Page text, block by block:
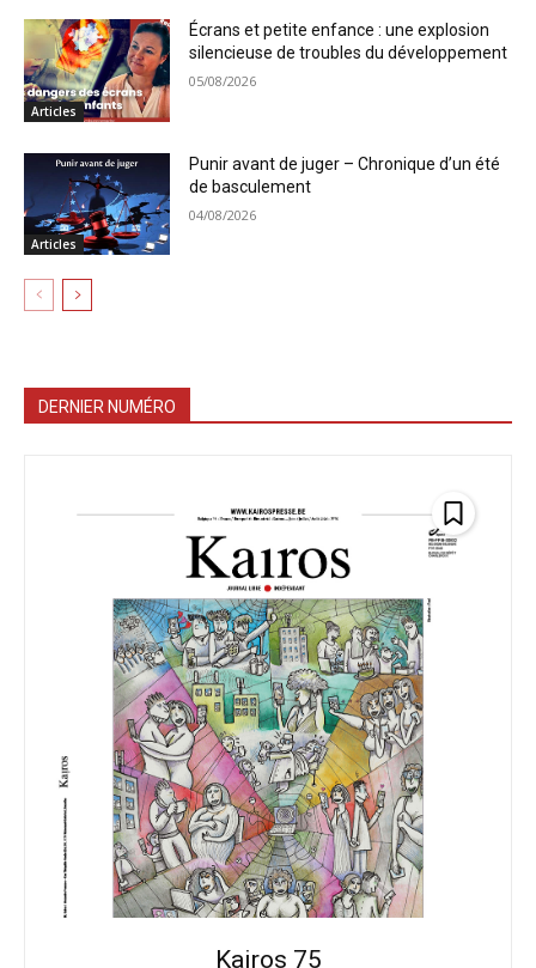
Articles
Écrans et petite enfance : une explosion
silencieuse de troubles du développement
05/08/2026
Articles
Punir avant de juger – Chronique d’un été
de basculement
04/08/2026
DERNIER NUMÉRO
Kairos 75